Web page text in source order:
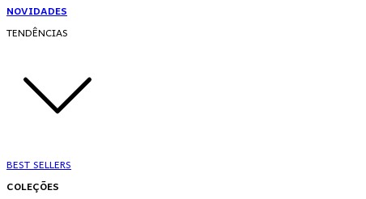
NOVIDADES
TENDÊNCIAS
BEST SELLERS
COLEÇÕES